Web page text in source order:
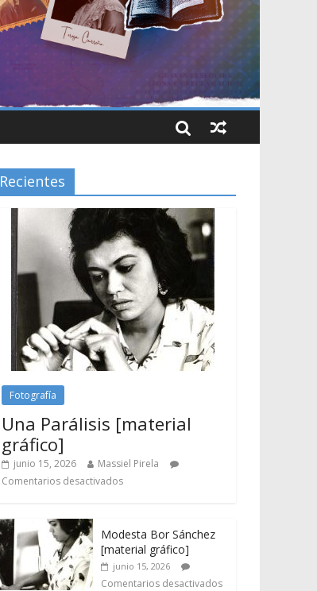
Recientes
Fotografía
Una Parálisis [material
gráfico]
junio 15, 2026
Massiel Pirela
Comentarios desactivados
Modesta Bor Sánchez
[material gráfico]
junio 15, 2026
Comentarios desactivados